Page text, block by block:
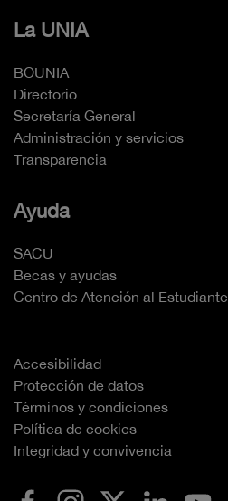
La UNIA
BOUNIA
Directorio
Secretaría General
Administración y servicios
Transparencia
Ayuda
SACU
Becas y ayudas
Centro de Atención al Estudiante
Accesibilidad
Protección de datos
Términos y condiciones
Política de cookies
Integridad y convivencia